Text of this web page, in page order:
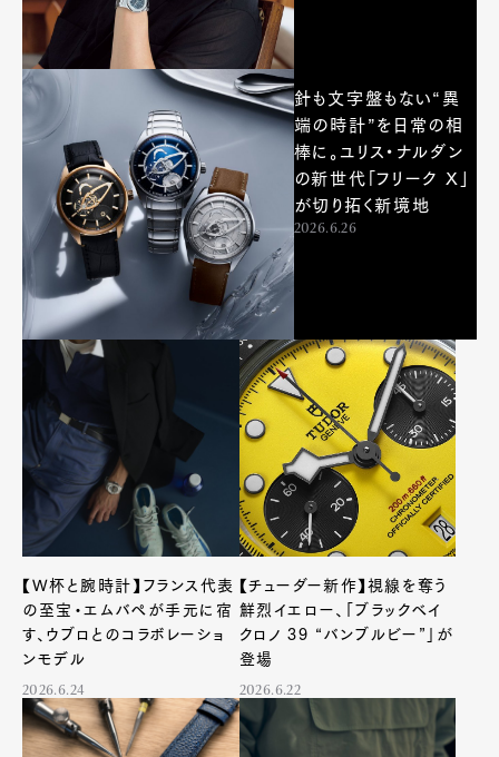
Art&DesignWatchFashion
Gourmet
針も文字盤もない“異
端の時計”を日常の相
棒に。ユリス・ナルダン
の新世代「フリーク X」
が切り拓く新境地
2026.6.26
【W杯と腕時計】フランス代表
の至宝・エムバペが手元に宿
す、ウブロとのコラボレーショ
ンモデル
2026.6.24
【チューダー新作】視線を奪う
鮮烈イエロー、「ブラックベイ
クロノ 39 “バンブルビー”」が
登場
2026.6.22